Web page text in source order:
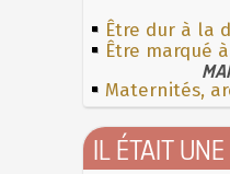
Être dur à la
Être marqué
Maternités,
IL ÉTAIT